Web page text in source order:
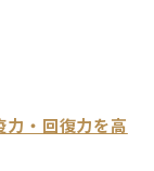
・回復力を高